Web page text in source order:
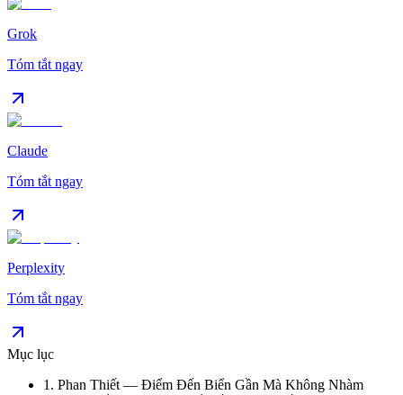
Grok
Tóm tắt ngay
Claude
Tóm tắt ngay
Perplexity
Tóm tắt ngay
Mục lục
1 . Phan Thiết — Điểm Đến Biển Gần Mà Không Nhàm